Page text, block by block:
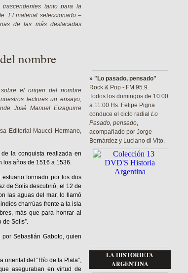
» "Lo pasado, pensado"
Rock & Pop - FM 95.9.
Todos los domingos de 10:00
a 11:00 Hs. Felipe Pigna
conduce el ciclo radial Lo
Pasado, pensado,
acompañado por Jorge
Bernárdez y Luciano di Vito.
LA HISTORIETA
ARGENTINA
tanto para la
El material seleccionado –
de las más destacadas
nombre
el origen del nombre
lectores un ensayo,
José Manuel Eizaguirre
Editorial Maucci Hermano,
la conquista realizada en
los años de 1516 a 1536.
formado por los dos
de Solís descubrió, el 12 de
las aguas del mar, lo llamó
charrúas frente a la isla
más que para honrar al
de Solís”.
Sebastián Gaboto, quien
oriental del “Río de la Plata”,
aseguraban en virtud de